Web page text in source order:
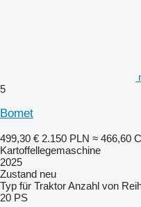
5
Bomet
499,30 € 2.150 PLN ≈ 466,60
Kartoffellegemaschine
2025
Zustand neu
Typ für TraktorAnzahl von
20 PS